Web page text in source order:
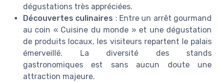
dégustations très appréciées.
Découvertes culinaires : Entre un arrêt gourmand
au coin « Cuisine du monde » et une dégustation
de produits locaux, les visiteurs repartent le palais
émerveillé. La diversité des stands
gastronomiques est sans aucun doute une
attraction majeure.